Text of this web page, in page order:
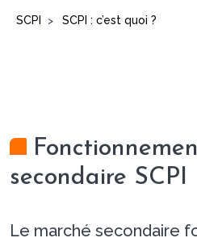
SCPI > SCPI : c’est quoi ?
secondaire SCPI
Le marché secondaire